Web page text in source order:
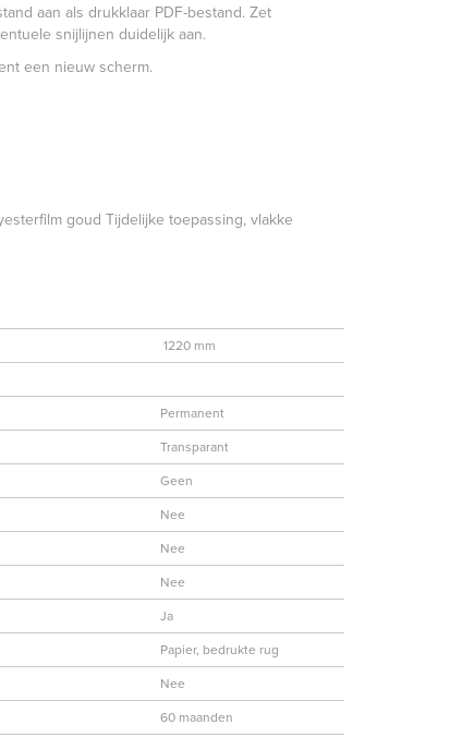
aan als drukklaar PDF-bestand. Zet
snijlijnen duidelijk aan.
een nieuw scherm.
goud Tijdelijke toepassing, vlakke
1220 mm
Permanent
Transparant
Geen
Nee
Nee
Nee
Ja
Papier, bedrukte rug
Nee
60 maanden